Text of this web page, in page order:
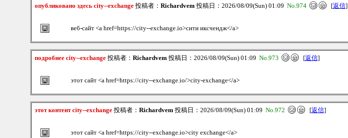
опубликовано здесь city--exchange投稿者： Richardvem投稿日：2026/08/09(Sun) 01:09 No.974 [返信]
веб-сайт <a href=https://city--exchange.io>сити иксчендж</a>
подробнее city--exchange投稿者： Richardvem投稿日：2026/08/09(Sun) 01:09 No.973 [返信]
этот сайт <a href=https://city--exchange.io/>city-exchange</a>
этот контент city--exchange投稿者： Richardvem投稿日：2026/08/09(Sun) 01:09 No.972 [返信]
этот сайт <a href=https://city--exchange.io>city exchange</a>